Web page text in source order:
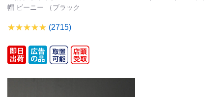
帽 ビーニー （ブラック
(2715)